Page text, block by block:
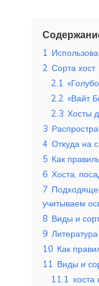
1
2 Сорта хост
2.1
2.2 «Вайт
2.3 Хосты
3
4 Откуда на
5 Как
6 Хоста,
7
учитываем
8 Виды и
9 Литература
10 Как
11 Виды и
11.1 хоста